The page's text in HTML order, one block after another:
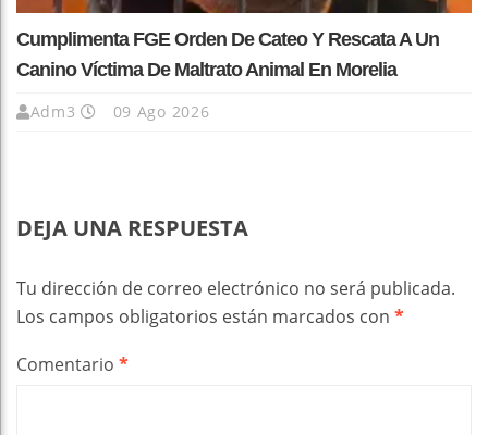
Cumplimenta FGE Orden De Cateo Y Rescata A Un
Canino Víctima De Maltrato Animal En Morelia
Adm3 09 Ago 2026
DEJA UNA RESPUESTA
Tu dirección de correo electrónico no será publicada.
Los campos obligatorios están marcados con *
Comentario *